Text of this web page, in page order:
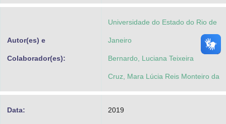
Autor(es) e
Colaborador(es):
Universidade do Estado do Rio de
Janeiro
Bernardo, Luciana Teixeira
Cruz, Mara Lúcia Reis Monteiro da
Data: 2019